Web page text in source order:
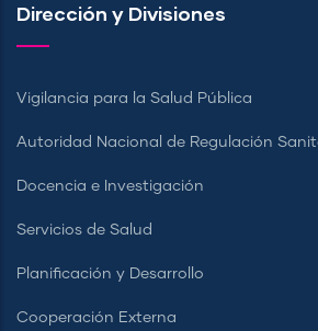
Dirección y Divisiones
Vigilancia para la Salud Pública
Autoridad Nacional de Regulación
Docencia e Investigación
Servicios de Salud
Planificación y Desarrollo
Cooperación Externa